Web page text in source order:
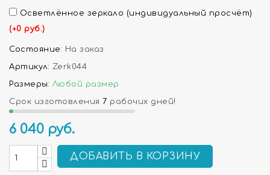
Осветлённое зеркало (индивидуальный просчёт)
(+0 руб.)
Состояние: На заказ
Артикул: Zerk044
Размеры: Любой размер
Срок изготовления 7 рабочих дней!
6 040 руб.
ДОБАВИТЬ В КОРЗИНУ